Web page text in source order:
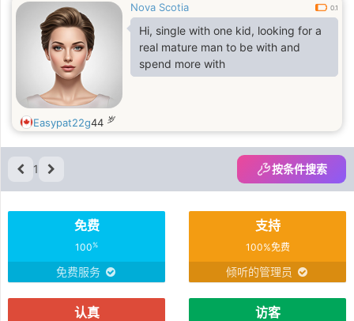
sais aussi reconnaitre quand une
connexion vaut la peine d'etre
explorée.
Nova Scotia 0.1
Hi, single with one kid, looking for a
real mature man to be with and
spend more with
Easypat22g44 岁
1 按条件搜索
免费
100%
免费服务
支持
100%免费
倾听的管理员
认真 访客